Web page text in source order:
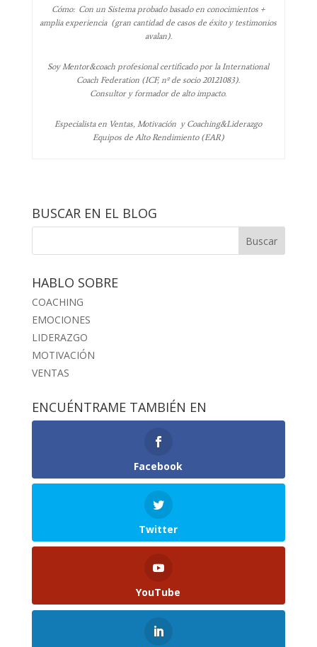
Cómo: Con un Sistema probado basado en conocimientos +
amplia experiencia (gran cantidad de casos de éxito y testimonios
avalan).
Soy Mentor&coach profesional certificado por la International
Coach Federation (ICF, nº de socio 20121083).
Consultor y formador de alto impacto.
Especialista en Ventas, Motivación y Coaching&Liderazgo
Equipos de Alto Rendimiento (EAR)
BUSCAR EN EL BLOG
HABLO SOBRE
COACHING
EMOCIONES
LIDERAZGO
MOTIVACIÓN
VENTAS
ENCUÉNTRAME TAMBIÉN EN
Facebook
Twitter
YouTube